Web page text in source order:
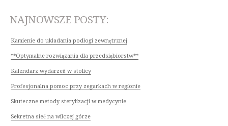
NAJNOWSZE POSTY:
Kamienie do układania podłogi zewnętrznej
**Optymalne rozwiązania dla przedsiębiorstw**
Kalendarz wydarzeń w stolicy
Profesjonalna pomoc przy zegarkach w regionie
Skuteczne metody sterylizacji w medycynie
Sekretna sieć na wilczej górze